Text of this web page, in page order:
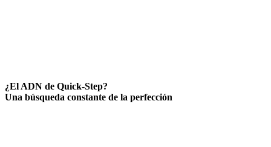
¿El ADN de Quick-Step?
Una búsqueda constante de la perfección